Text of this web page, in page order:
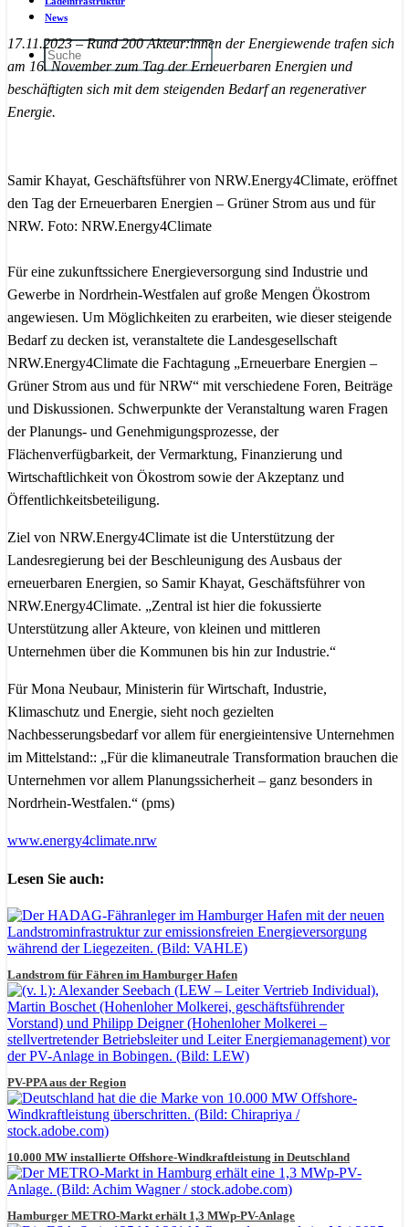
News
17.11.2023 – Rund 200 Akteur:innen der Energiewende trafen sich
am 16. November zum Tag der Erneuerbaren Energien und
beschäftigten sich mit dem steigenden Bedarf an regenerativer
Energie.
Samir Khayat, Geschäftsführer von NRW.Energy4Climate, eröffnet
den Tag der Erneuerbaren Energien – Grüner Strom aus und für
NRW. Foto: NRW.Energy4Climate
Für eine zukunftssichere Energieversorgung sind Industrie und
Gewerbe in Nordrhein-Westfalen auf große Mengen Ökostrom
angewiesen. Um Möglichkeiten zu erarbeiten, wie dieser steigende
Bedarf zu decken ist, veranstaltete die Landesgesellschaft
NRW.Energy4Climate die Fachtagung „Erneuerbare Energien –
Grüner Strom aus und für NRW“ mit verschiedene Foren, Beiträge
und Diskussionen. Schwerpunkte der Veranstaltung waren Fragen
der Planungs- und Genehmigungsprozesse, der
Flächenverfügbarkeit, der Vermarktung, Finanzierung und
Wirtschaftlichkeit von Ökostrom sowie der Akzeptanz und
Öffentlichkeitsbeteiligung.
Ziel von NRW.Energy4Climate ist die Unterstützung der
Landesregierung bei der Beschleunigung des Ausbaus der
erneuerbaren Energien, so Samir Khayat, Geschäftsführer von
NRW.Energy4Climate. „Zentral ist hier die fokussierte
Unterstützung aller Akteure, von kleinen und mittleren
Unternehmen über die Kommunen bis hin zur Industrie.“
Für Mona Neubaur, Ministerin für Wirtschaft, Industrie,
Klimaschutz und Energie, sieht noch gezielten
Nachbesserungsbedarf vor allem für energieintensive Unternehmen
im Mittelstand:: „Für die klimaneutrale Transformation brauchen die
Unternehmen vor allem Planungssicherheit – ganz besonders in
Nordrhein-Westfalen.“ (pms)
www.energy4climate.nrw
Lesen Sie auch:
Landstrom für Fähren im Hamburger Hafen
PV-PPA aus der Region
10.000 MW installierte Offshore-Windkraftleistung in Deutschland
Hamburger METRO-Markt erhält 1,3 MWp-PV-Anlage